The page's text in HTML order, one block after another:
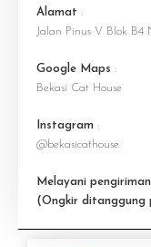
Alamat :
Jalan Pinus V Blok B4
Google Maps :
Bekasi Cat House
Instagram :
@bekasicathouse
Melayani
(Ongkir ditanggung